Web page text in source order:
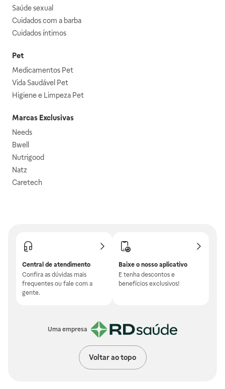
Saúde sexual
Cuidados com a barba
Cuidados íntimos
Pet
Medicamentos Pet
Vida Saudável Pet
Higiene e Limpeza Pet
Marcas Exclusivas
Needs
Bwell
Nutrigood
Natz
Caretech
Central de atendimento
Confira as dúvidas mais
frequentes ou fale com a
gente.
Baixe o nosso aplicativo
E tenha descontos e
benefícios exclusivos!
Uma empresa
Voltar ao topo